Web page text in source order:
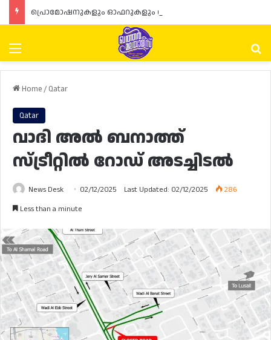
Menu
Home/ Qatar
Qatar
വാദി അൽ ബനാത്ത്
സ്ട്രീറ്റിൽ റോഡ് അടച്ചിടൽ
News Desk 02/12/2025 Last Updated: 02/12/2025
286
Less than a minute